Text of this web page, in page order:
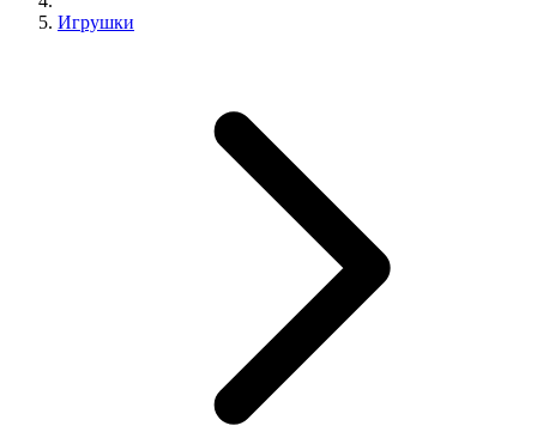
Игрушки